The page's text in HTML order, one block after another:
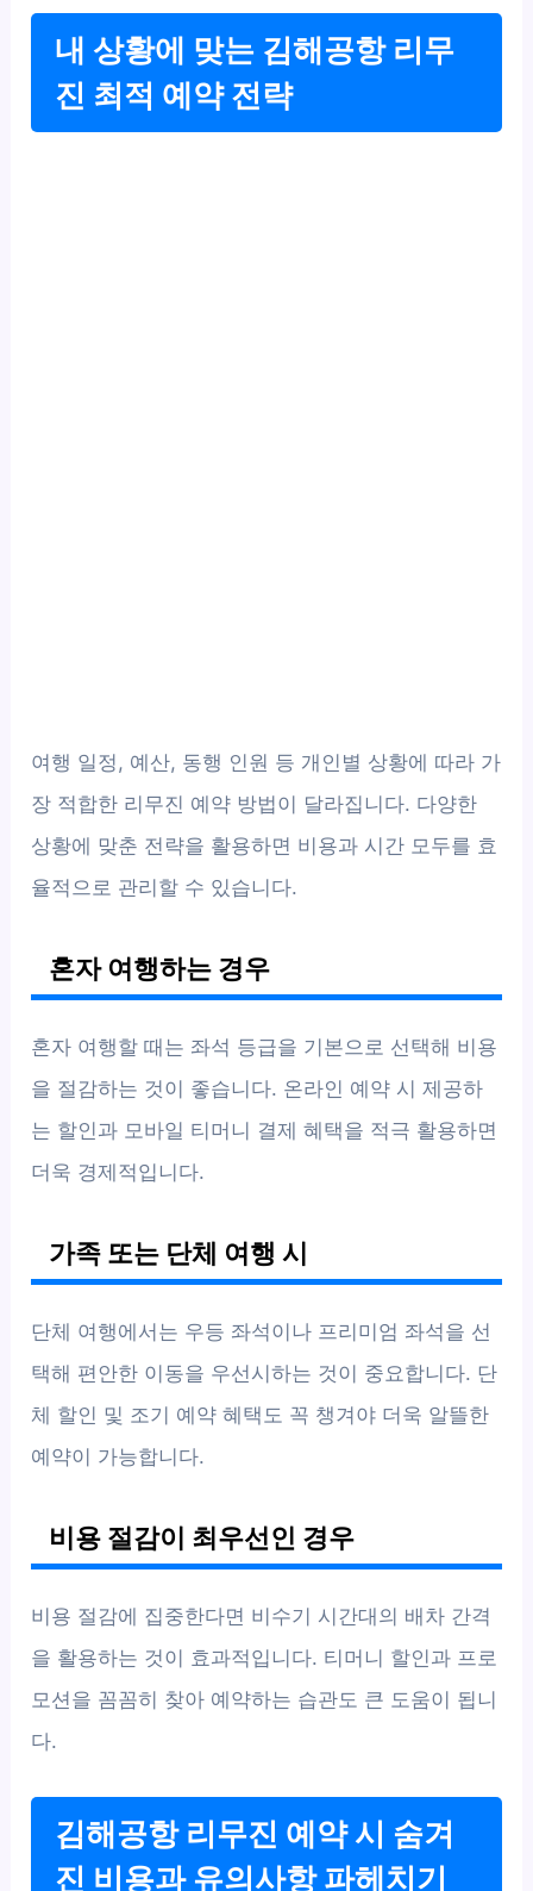
내 상황에 맞는 김해공항 리무
진 최적 예약 전략
여행 일정, 예산, 동행 인원 등 개인별 상황에 따라 가
장 적합한 리무진 예약 방법이 달라집니다. 다양한
상황에 맞춘 전략을 활용하면 비용과 시간 모두를 효
율적으로 관리할 수 있습니다.
혼자 여행하는 경우
혼자 여행할 때는 좌석 등급을 기본으로 선택해 비용
을 절감하는 것이 좋습니다. 온라인 예약 시 제공하
는 할인과 모바일 티머니 결제 혜택을 적극 활용하면
더욱 경제적입니다.
가족 또는 단체 여행 시
단체 여행에서는 우등 좌석이나 프리미엄 좌석을 선
택해 편안한 이동을 우선시하는 것이 중요합니다. 단
체 할인 및 조기 예약 혜택도 꼭 챙겨야 더욱 알뜰한
예약이 가능합니다.
비용 절감이 최우선인 경우
비용 절감에 집중한다면 비수기 시간대의 배차 간격
을 활용하는 것이 효과적입니다. 티머니 할인과 프로
모션을 꼼꼼히 찾아 예약하는 습관도 큰 도움이 됩니
다.
김해공항 리무진 예약 시 숨겨
진 비용과 유의사항 파헤치기